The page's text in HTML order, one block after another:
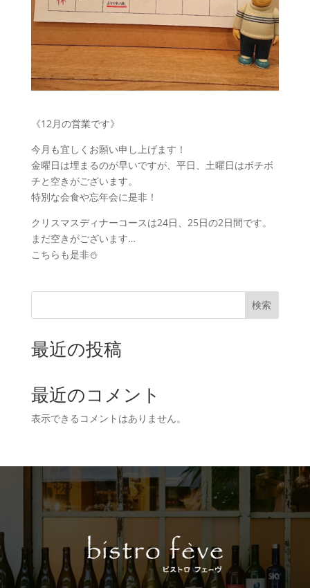
《12月の営業です》
今月も宜しくお願い申し上げます！
金曜日は埋まるのが早いですが、平日、土曜日はボチボ
チと空きがございます。
特別な会食や忘年会に是非！
クリスマスディナーコースは24日、25日の2日間です。
まだ空きがございます…
こちらも是非⛄
検索
最近の投稿
最近のコメント
表示できるコメントはありません。